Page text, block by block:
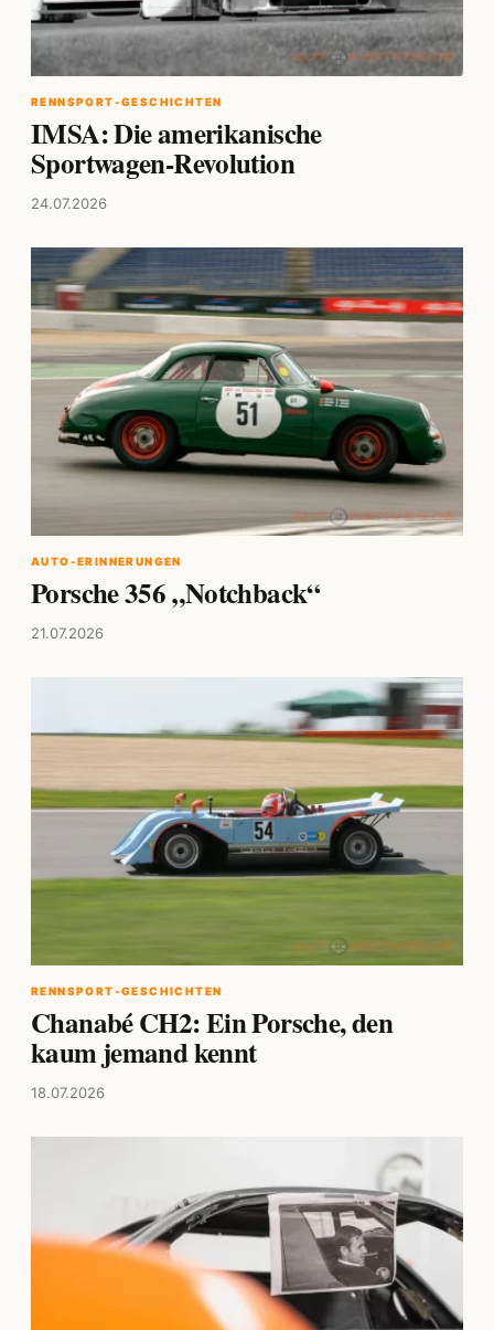
RENNSPORT-GESCHICHTEN
IMSA: Die amerikanische
Sportwagen-Revolution
24.07.2026
AUTO-ERINNERUNGEN
Porsche 356 „Notchback“
21.07.2026
RENNSPORT-GESCHICHTEN
Chanabé CH2: Ein Porsche, den
kaum jemand kennt
18.07.2026